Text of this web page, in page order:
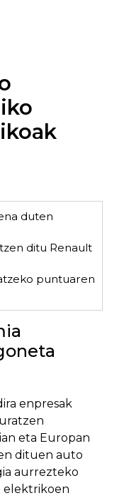
duten
ditu Renault
puntuaren
enpresak
eta Europan
dituen auto
aurrezteko
elektrikoen